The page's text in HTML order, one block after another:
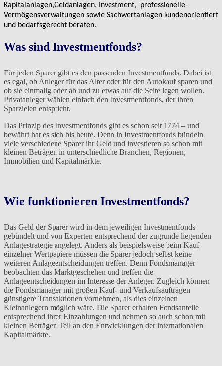
Kapitalanlagen,Geldanlagen, Investment, professionelle-
Vermögensverwaltungen sowie Sachwertanlagen kundenorientiert
und bedarfsgerecht beraten.
Was sind Investmentfonds?
Für jeden Sparer gibt es den passenden Investmentfonds. Dabei ist
es egal, ob Anleger für das Alter oder für den Autokauf sparen und
ob sie einmalig oder ab und zu etwas auf die Seite legen wollen.
Privatanleger wählen einfach den Investmentfonds, der ihren
Sparzielen entspricht.
Das Prinzip des Investmentfonds gibt es schon seit 1774 – und
bewährt hat es sich bis heute. Denn in Investmentfonds bündeln
viele verschiedene Sparer ihr Geld und investieren so schon mit
kleinen Beträgen in unterschiedliche Branchen, Regionen,
Immobilien und Kapitalmärkte.
Wie funktionieren Investmentfonds?
Das Geld der Sparer wird in dem jeweiligen Investmentfonds
gebündelt und von Experten entsprechend der zugrunde liegenden
Anlagestrategie angelegt. Anders als beispielsweise beim Kauf
einzelner Wertpapiere müssen die Sparer jedoch selbst keine
weiteren Anlageentscheidungen treffen. Denn Fondsmanager
beobachten das Marktgeschehen und treffen die
Anlageentscheidungen im Interesse der Anleger. Zugleich können
die Fondsmanager mit großen Kauf- und Verkaufsaufträgen
günstigere Transaktionen vornehmen, als dies einzelnen
Kleinanlegern möglich wäre. Die Sparer erhalten Fondsanteile
entsprechend ihrer Einzahlungen und nehmen so auch schon mit
kleinen Beträgen Teil an den Entwicklungen der internationalen
Kapitalmärkte.